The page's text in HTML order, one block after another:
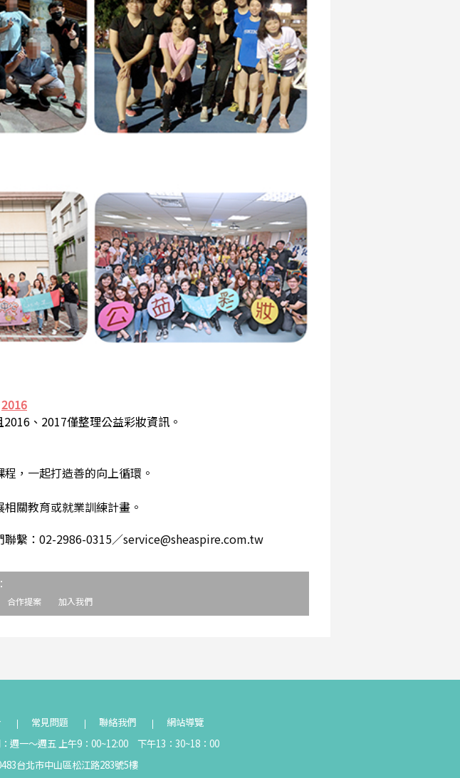
2016
、2017僅整理公益彩妝資訊。
，一起打造善的向上循環。
關教育或就業訓練計畫。
繫：02-2986-0315／service@sheaspire.com.tw
合作提案 加入我們
常見問題 聯絡我們
網站導覽
週一～週五 上午9：00~12:00 下午13：30~18：00
台北市中山區松江路283號5樓